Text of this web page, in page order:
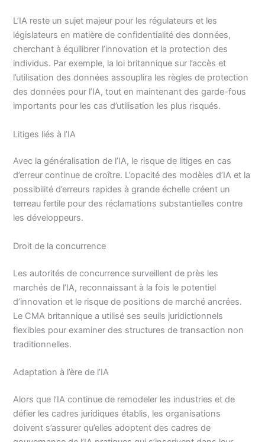
L’IA reste un sujet majeur pour les régulateurs et les
législateurs en matière de confidentialité des données,
cherchant à équilibrer l’innovation et la protection des
individus. Par exemple, la loi britannique sur l’accès et
l’utilisation des données assouplira les règles de protection
des données pour l’IA, tout en maintenant des garde-fous
importants pour les cas d’utilisation les plus risqués.
Litiges liés à l’IA
Avec la généralisation de l’IA, le risque de litiges en cas
d’erreur continue de croître. L’opacité des modèles d’IA et la
possibilité d’erreurs rapides à grande échelle créent un
terreau fertile pour des réclamations substantielles contre
les développeurs.
Droit de la concurrence
Les autorités de concurrence surveillent de près les
marchés de l’IA, reconnaissant à la fois le potentiel
d’innovation et le risque de positions de marché ancrées.
Le CMA britannique a utilisé ses seuils juridictionnels
flexibles pour examiner des structures de transaction non
traditionnelles.
Adaptation à l’ère de l’IA
Alors que l’IA continue de remodeler les industries et de
défier les cadres juridiques établis, les organisations
doivent s’assurer qu’elles adoptent des cadres de